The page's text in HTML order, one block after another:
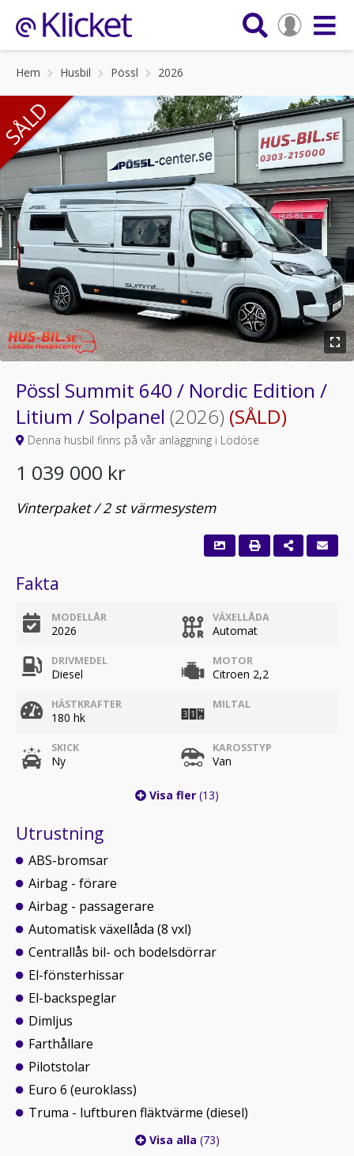
Hem Husbil Pössl 2026
Pössl Summit 640 / Nordic Edition /
Litium / Solpanel (2026) (SÅLD)
Denna husbil finns på vår anläggning i Lödöse
1 039 000 kr
Vinterpaket / 2 st värmesystem
Fakta
MODELLÅR
2026
VÄXELLÅDA
Automat
DRIVMEDEL
Diesel
MOTOR
Citroen 2,2
HÄSTKRAFTER
180 hk
MILTAL
SKICK
Ny
KAROSSTYP
Van
Visa fler (13)
Utrustning
ABS-bromsar
Airbag - förare
Airbag - passagerare
Automatisk växellåda (8 vxl)
Centrallås bil- och bodelsdörrar
El-fönsterhissar
El-backspeglar
Dimljus
Farthållare
Pilotstolar
Euro 6 (euroklass)
Truma - luftburen fläktvärme (diesel)
Visa alla (73)